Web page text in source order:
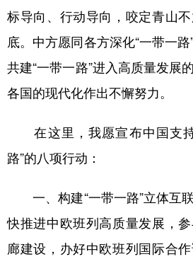
标导向、行动导向，咬定青山
底。中方愿同各方深化“一带一
共建“一带一路”进入高质量发展
各国的现代化作出不懈努力。
在这里，我愿宣布中国支
路”的八项行动：
一、构建“一带一路”立体互
快推进中欧班列高质量发展，
廊建设，办好中欧班列国际合